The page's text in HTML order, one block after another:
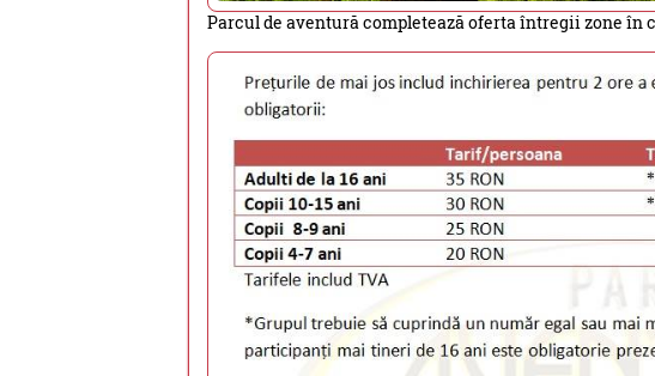
Parcul de aventură completează oferta întregii zone în